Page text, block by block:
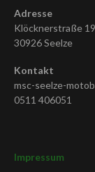
Adresse
Klöcknerstraße 19
30926 Seelze
Kontakt
msc-seelze-
0511 406051
Impressum